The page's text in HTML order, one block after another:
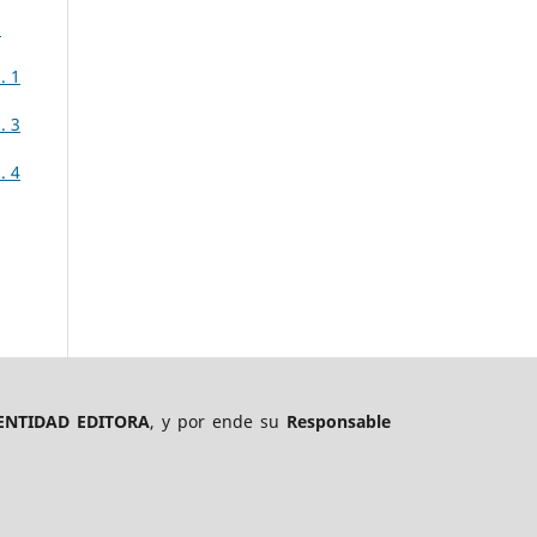
1
3
4
EDITORA, y por ende su Responsable